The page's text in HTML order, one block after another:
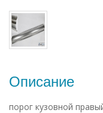
Описание
порог кузовной